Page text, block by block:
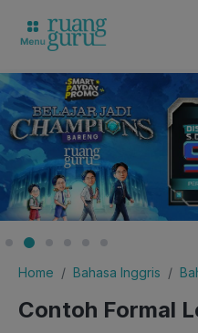
Home Bahasa Inggris
Contoh Formal